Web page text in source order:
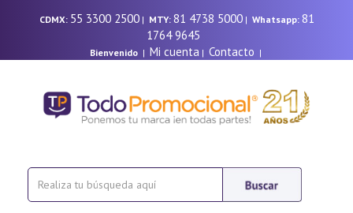
CDMX: 55 3300 2500| MTY: 81 4738 5000| Whatsapp: 81
1764 9645
Bienvenido| Mi cuenta | Contacto |